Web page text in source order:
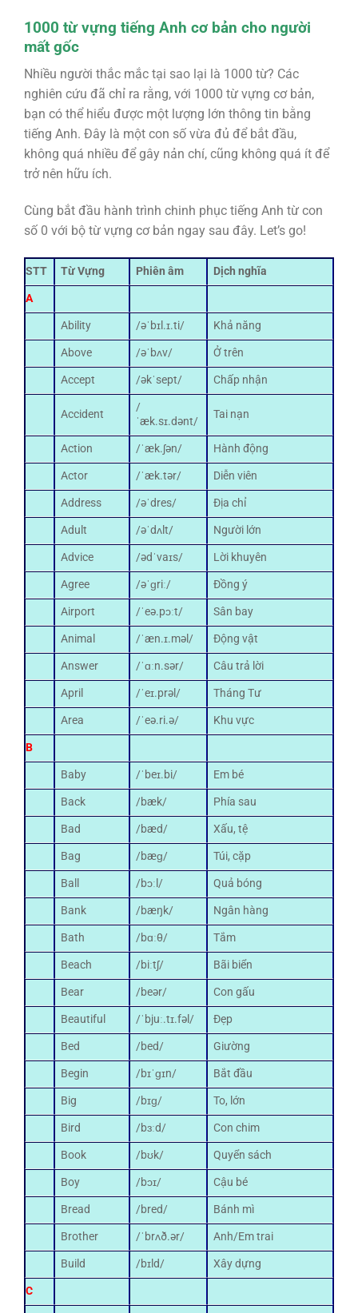
1000 từ vựng tiếng Anh cơ bản cho người
mất gốc
Nhiều người thắc mắc tại sao lại là 1000 từ? Các
nghiên cứu đã chỉ ra rằng, với 1000 từ vựng cơ bản,
bạn có thể hiểu được một lượng lớn thông tin bằng
tiếng Anh. Đây là một con số vừa đủ để bắt đầu,
không quá nhiều để gây nản chí, cũng không quá ít để
trở nên hữu ích.
Cùng bắt đầu hành trình chinh phục tiếng Anh từ con
số 0 với bộ từ vựng cơ bản ngay sau đây. Let’s go!
STT Từ Vựng Phiên âm
Dịch nghĩa
A
Ability
/əˈbɪl.ɪ.ti/
Khả năng
Above
/əˈbʌv/
Ở trên
Accept
/əkˈsept/ Chấp nhận
Accident
/
ˈæk.sɪ.dənt/
Tai nạn
Action /ˈæk.ʃən/
Hành động
Actor
/ˈæk.tər/
Diễn viên
Address
/əˈdres/
Địa chỉ
Adult
/əˈdʌlt/
Người lớn
Advice
/ədˈvaɪs/
Lời khuyên
Agree
/əˈɡriː/
Đồng ý
Airport
/ˈeə.pɔːt/
Sân bay
Animal
/ˈæn.ɪ.məl/
Động vật
Answer
/ˈɑːn.sər/
Câu trả lời
April
/ˈeɪ.prəl/
Tháng Tư
Area
/ˈeə.ri.ə/
Khu vực
B
Baby
/ˈbeɪ.bi/
Em bé
Back
/bæk/
Phía sau
Bad
/bæd/
Xấu, tệ
Bag
/bæɡ/
Túi, cặp
Ball
/bɔːl/
Quả bóng
Bank
/bæŋk/
Ngân hàng
Bath
/bɑːθ/
Tắm
Beach
/biːtʃ/
Bãi biển
Bear
/beər/
Con gấu
Beautiful
/ˈbjuː.tɪ.fəl/
Đẹp
Bed
/bed/
Giường
Begin
/bɪˈɡɪn/
Bắt đầu
Big
/bɪɡ/
To, lớn
Bird
/bɜːd/
Con chim
Book
/bʊk/
Quyển sách
Boy
/bɔɪ/
Cậu bé
Bread
/bred/
Bánh mì
Brother
/ˈbrʌð.ər/
Anh/Em trai
Build
/bɪld/
Xây dựng
C